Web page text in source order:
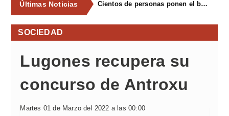
Últimas Noticias Cientos de personas ponen el broche final a las fiestas de La Salud de Lieres con la tradicional merienda
SOCIEDAD
Lugones recupera su
concurso de Antroxu
Martes 01 de Marzo del 2022 a las 00:00